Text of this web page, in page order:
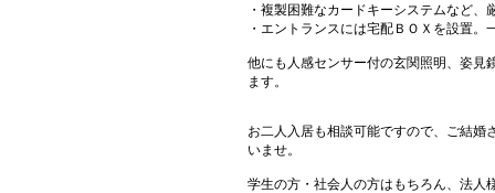
・複製困難なカードキーシステムなど、
・エントランスには宅配ＢＯＸを設置。
他にも人感センサー付の玄関照明、姿見
ます。
お二人入居も相談可能ですので、ご結婚
いませ。
学生の方・社会人の方はもちろん、法人